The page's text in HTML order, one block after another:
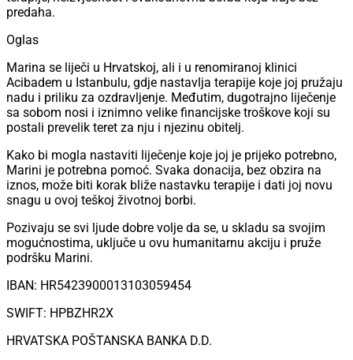
predaha.
Oglas
Marina se liječi u Hrvatskoj, ali i u renomiranoj klinici
Acibadem u Istanbulu, gdje nastavlja terapije koje joj pružaju
nadu i priliku za ozdravljenje. Međutim, dugotrajno liječenje
sa sobom nosi i iznimno velike financijske troškove koji su
postali prevelik teret za nju i njezinu obitelj.
Kako bi mogla nastaviti liječenje koje joj je prijeko potrebno,
Marini je potrebna pomoć. Svaka donacija, bez obzira na
iznos, može biti korak bliže nastavku terapije i dati joj novu
snagu u ovoj teškoj životnoj borbi.
Pozivaju se svi ljude dobre volje da se, u skladu sa svojim
mogućnostima, uključe u ovu humanitarnu akciju i pruže
podršku Marini.
IBAN: HR5423900013103059454
SWIFT: HPBZHR2X
HRVATSKA POŠTANSKA BANKA D.D.